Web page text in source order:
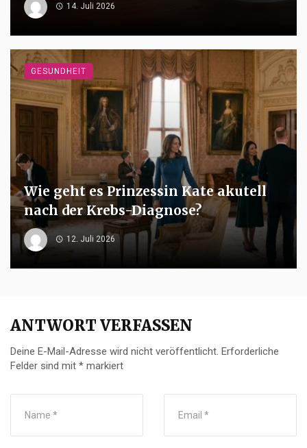
14. Juli 2026
Wie geht es Prinzessin Kate akutell
nach der Krebs-Diagnose?
12. Juli 2026
GESUNDHEIT
ANTWORT VERFASSEN
Deine E-Mail-Adresse wird nicht veröffentlicht. Erforderliche
Felder sind mit * markiert